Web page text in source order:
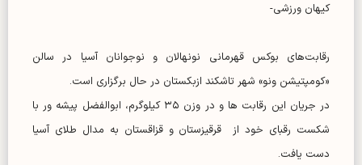
کیهان ورزشی-
رقابت‌های بوکس قهرمانی نونهالان و نوجوانان آسیا در سالن
«کومپتیشن ونو» شهر تاشکند ازبکستان در حال برگزاری است.
در جریان این رقابت ها و در وزن ۳۵ کیلوگرم، ابوالفضل پیشه ور با
شکست رقبای خود از قرقیزستان و قزاقستان به مدال طلای آسیا
دست یافت.